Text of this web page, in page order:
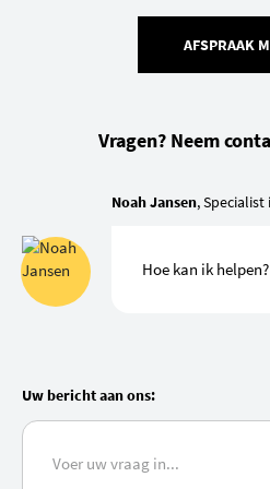
AFSPRAAK
Vragen? Neem
Noah Jansen,
Hoe kan ik helpen?
Uw bericht aan ons: